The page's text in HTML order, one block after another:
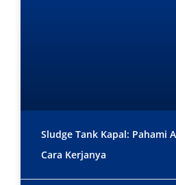
Sludge Tank Kapal: Pahami
Cara Kerjanya